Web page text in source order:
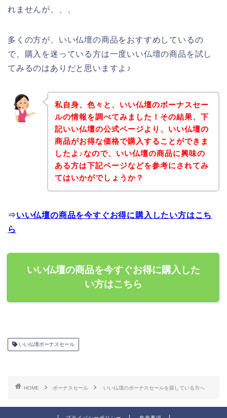
れませんが、、、
多くの方が、いい仏壇の商品をおすすめしているの
で、購入を迷っている方は一度いい仏壇の商品を試し
てみるのはありだと思いますよ♪
私自身、色々と、いい仏壇のボーナスセー
ルの情報を調べてみました！その結果、下
記いい仏壇の公式ページより、いい仏壇の
商品がお得な価格で購入することができま
したよ♪なので、いい仏壇の商品に興味の
ある方は下記ページなどを参考にされてみ
てはいかがでしょうか？
⇒いい仏壇の商品を今すぐお得に購入したい方はこち
ら
いい仏壇の商品を今すぐお得に購入した
い方はこちら
いい仏壇ボーナスセール
HOME ボーナスセール いい仏壇のボーナスセールを探している方へ